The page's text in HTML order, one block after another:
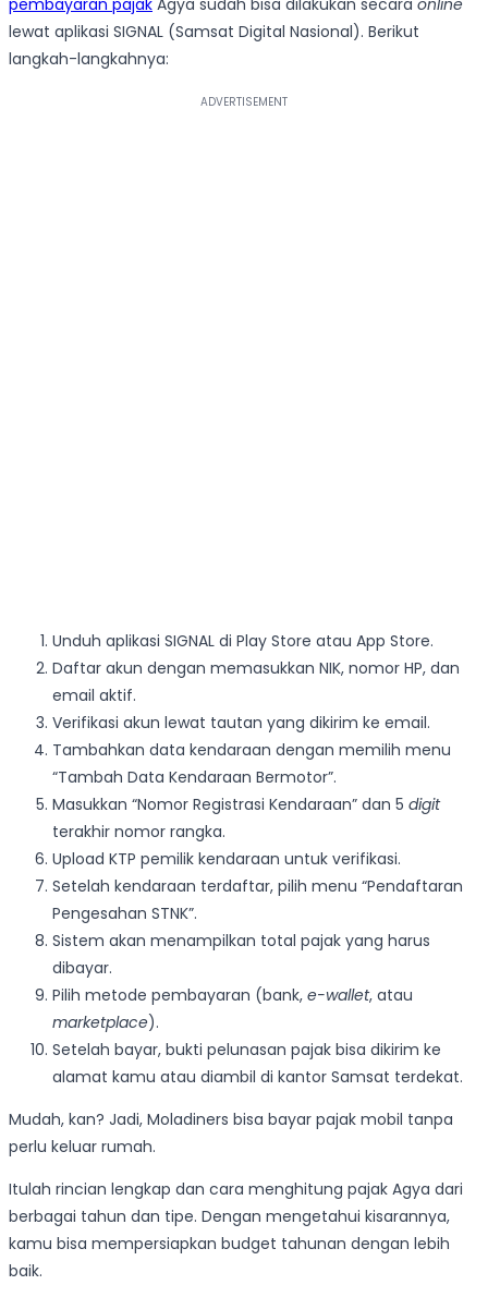
lewat aplikasi SIGNAL (Samsat Digital Nasional). Berikut
langkah-langkahnya:
Unduh aplikasi SIGNAL di Play Store atau App Store.
Daftar akun dengan memasukkan NIK, nomor HP, dan
email aktif.
Verifikasi akun lewat tautan yang dikirim ke email.
Tambahkan data kendaraan dengan memilih menu
“Tambah Data Kendaraan Bermotor”.
Masukkan “Nomor Registrasi Kendaraan” dan 5 digit
terakhir nomor rangka.
Upload KTP pemilik kendaraan untuk verifikasi.
Setelah kendaraan terdaftar, pilih menu “Pendaftaran
Pengesahan STNK”.
Sistem akan menampilkan total pajak yang harus
dibayar.
Pilih metode pembayaran (bank, e-wallet, atau
marketplace).
Setelah bayar, bukti pelunasan pajak bisa dikirim ke
alamat kamu atau diambil di kantor Samsat terdekat.
Mudah, kan? Jadi, Moladiners bisa bayar pajak mobil tanpa
perlu keluar rumah.
Itulah rincian lengkap dan cara menghitung pajak Agya dari
berbagai tahun dan tipe. Dengan mengetahui kisarannya,
kamu bisa mempersiapkan budget tahunan dengan lebih
baik.